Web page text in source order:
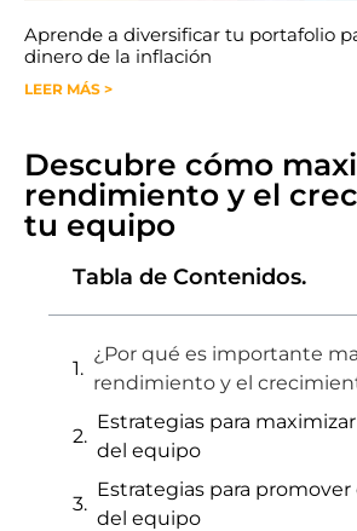
Aprende a diversificar tu portafolio
dinero de la inflación
LEER MÁS >
Descubre cómo
rendimiento y el
tu equipo
Tabla de Contenidos.
¿Por qué es importante
rendimiento y el
Estrategias para
del equipo
Estrategias para
del equipo